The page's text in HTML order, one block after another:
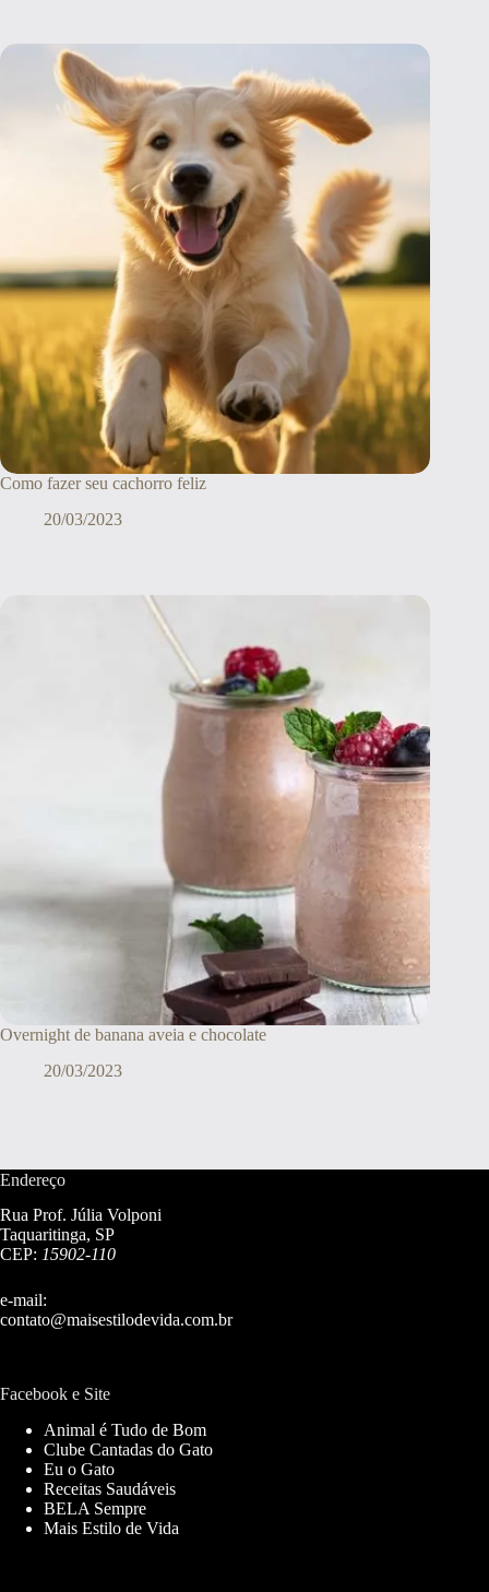
Como fazer seu cachorro feliz
20/03/2023
Overnight de banana aveia e chocolate
20/03/2023
Endereço
Rua Prof. Júlia Volponi
Taquaritinga, SP
CEP: 15902-110
e-mail:
contato@maisestilodevida.com.br
Facebook e Site
Animal é Tudo de Bom
Clube Cantadas do Gato
Eu o Gato
Receitas Saudáveis
BELA Sempre
Mais Estilo de Vida